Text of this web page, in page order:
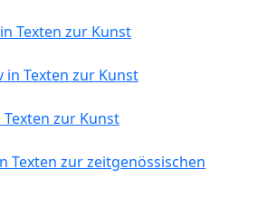
Texten zur Kunst
Texten zur Kunst
zur Kunst
Texten zur zeitgenössischen